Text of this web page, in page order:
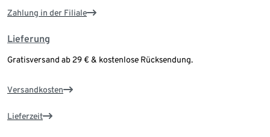
Zahlung in der Filiale
Lieferung
Gratisversand ab 29 € & kostenlose Rücksendung.
Versandkosten
Lieferzeit